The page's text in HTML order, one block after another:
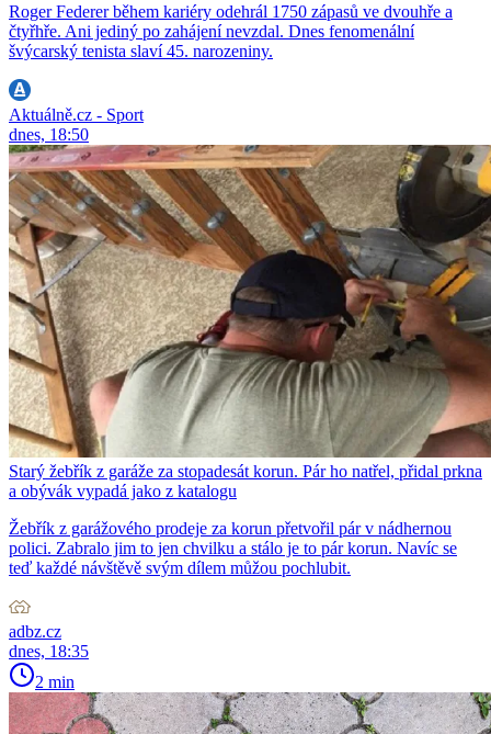
Roger Federer během kariéry odehrál 1750 zápasů ve dvouhře a
čtyřhře. Ani jediný po zahájení nevzdal. Dnes fenomenální
švýcarský tenista slaví 45. narozeniny.
Aktuálně.cz - Sport
dnes, 18:50
Starý žebřík z garáže za stopadesát korun. Pár ho natřel, přidal prkna
a obývák vypadá jako z katalogu
Žebřík z garážového prodeje za korun přetvořil pár v nádhernou
polici. Zabralo jim to jen chvilku a stálo je to pár korun. Navíc se
teď každé návštěvě svým dílem můžou pochlubit.
adbz.cz
dnes, 18:35
2 min